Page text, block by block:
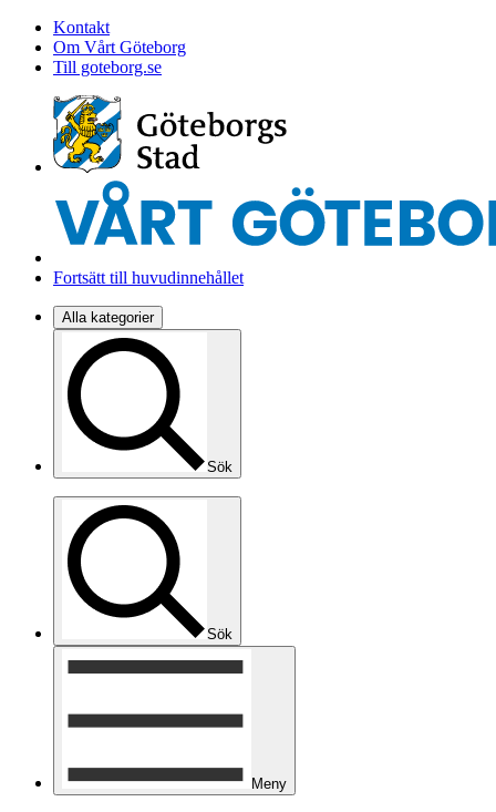
Kontakt
Om Vårt Göteborg
Till goteborg.se
Fortsätt till huvudinnehållet
Alla kategorier
Sök
Sök
Meny